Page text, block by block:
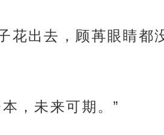
花出去，顾苒眼睛都
，未来可期。”